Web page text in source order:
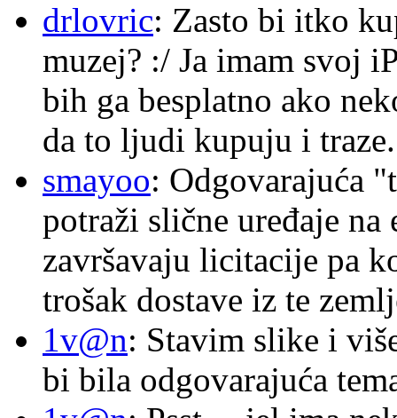
drlovric: Zasto bi itko
muzej? :/ Ja imam svoj
bih ga besplatno ako
da to ljudi kupuju i traze.
smayoo: Odgovarajuća
potraži slične uređaje
završavaju licitacije pa
trošak dostave iz te
1v@n: Stavim slike i
bi bila odgovarajuća